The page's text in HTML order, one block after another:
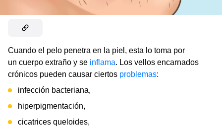
Cuando el pelo penetra en la piel, esta lo toma por
un cuerpo extraño y se inflama. Los vellos encarnados
crónicos pueden causar ciertos problemas:
infección bacteriana,
hiperpigmentación,
cicatrices queloides,